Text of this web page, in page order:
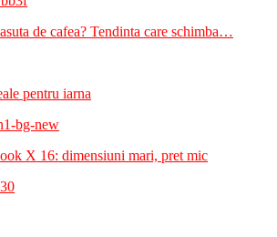
de cafea? Tendinta care schimba…
pentru iarna
X 16: dimensiuni mari, pret mic